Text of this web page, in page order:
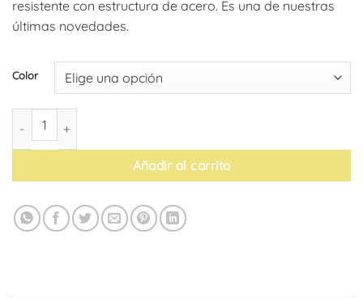
resistente con estructura de acero. Es una de nuestras
últimas novedades.
Color
Taburete Minnesota cantidad
Añadir al carrito